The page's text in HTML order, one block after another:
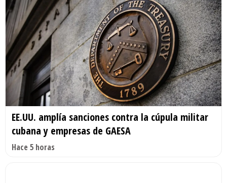
EE.UU. amplía sanciones contra la cúpula militar
cubana y empresas de GAESA
Hace 5 horas